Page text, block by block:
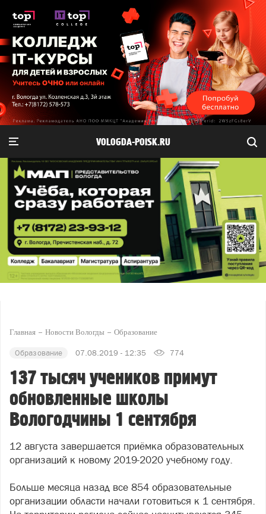
VOLOGDA-POISK.RU
Главная Новости Вологды Образование
Образование 07.08.2019 - 12:35 774
137 тысяч учеников примут
обновленные школы
Вологодчины 1 сентября
12 августа завершается приёмка образовательных
организаций к новому 2019-2020 учебному году.
Больше месяца назад все 854 образовательные
организации области начали готовиться к 1 сентября.